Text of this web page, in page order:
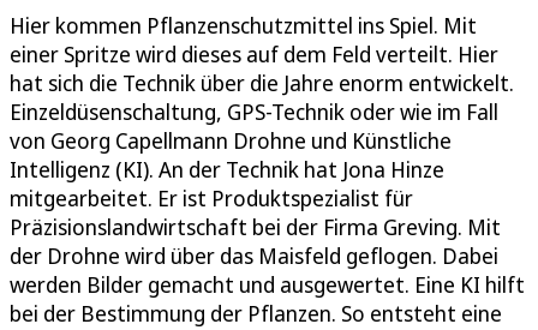
Hier kommen Pflanzenschutzmittel ins Spiel. Mit
einer Spritze wird dieses auf dem Feld verteilt. Hier
hat sich die Technik über die Jahre enorm entwickelt.
Einzeldüsenschaltung, GPS-Technik oder wie im Fall
von Georg Capellmann Drohne und Künstliche
Intelligenz (KI). An der Technik hat Jona Hinze
mitgearbeitet. Er ist Produktspezialist für
Präzisionslandwirtschaft bei der Firma Greving. Mit
der Drohne wird über das Maisfeld geflogen. Dabei
werden Bilder gemacht und ausgewertet. Eine KI hilft
bei der Bestimmung der Pflanzen. So entsteht eine